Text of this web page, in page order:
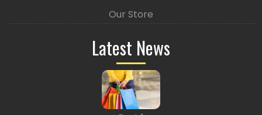
Our Store
Latest News